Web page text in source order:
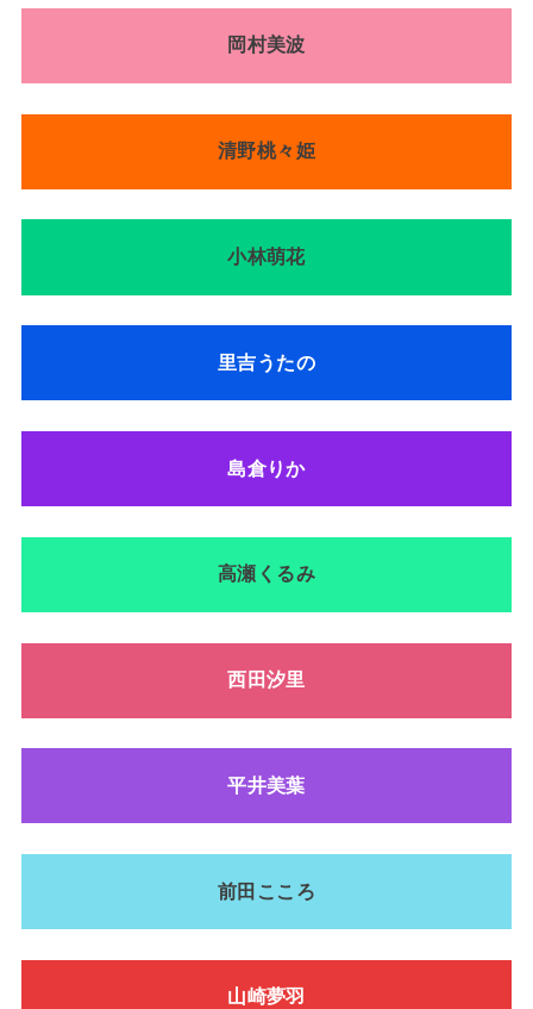
岡村美波
清野桃々姫
小林萌花
里吉うたの
島倉りか
高瀬くるみ
西田汐里
平井美葉
前田こころ
山崎夢羽